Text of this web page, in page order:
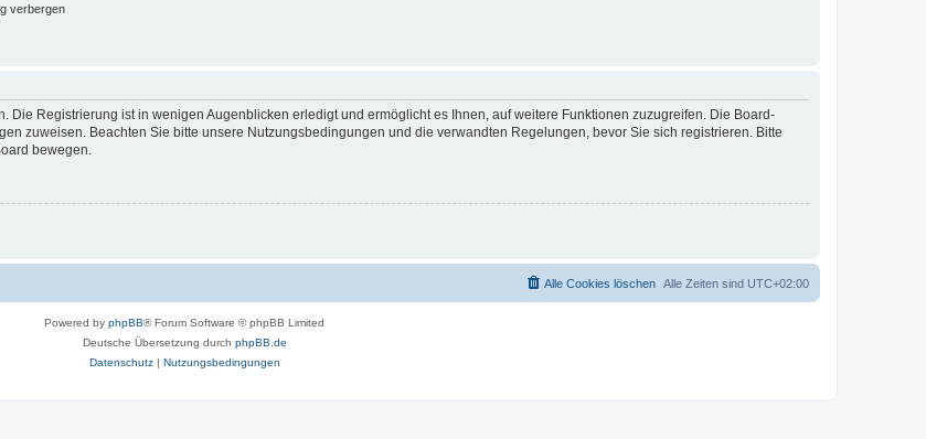
verbergen
Die Registrierung ist in wenigen Augenblicken erledigt und ermöglicht es Ihnen, auf weitere Funktionen zuzugreifen. Die Board-
zuweisen. Beachten Sie bitte unsere Nutzungsbedingungen und die verwandten Regelungen, bevor Sie sich registrieren. Bitte
bewegen.
Alle Zeiten sind UTC+02:00
Alle Cookies löschen
Powered by phpBB® Forum Software © phpBB Limited
Deutsche Übersetzung durch phpBB.de
Datenschutz| Nutzungsbedingungen